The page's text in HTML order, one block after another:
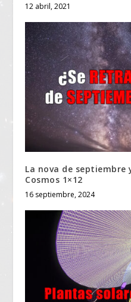
12 abril, 2021
La nova de septiembre
Cosmos 1×12
16 septiembre, 2024